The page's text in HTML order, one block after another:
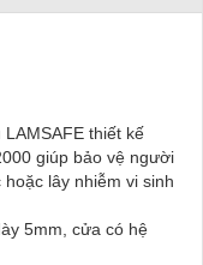
thiết kế
giúp bảo vệ người
lây nhiễm vi sinh
5mm, cửa có hệ